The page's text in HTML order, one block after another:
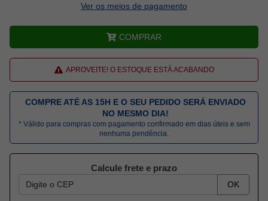
Ver os meios de pagamento
COMPRAR
APROVEITE! O ESTOQUE ESTÁ ACABANDO
COMPRE ATÉ AS 15H E O SEU PEDIDO SERÁ ENVIADO
NO MESMO DIA!
* Válido para compras com pagamento confirmado em dias úteis e sem
nenhuma pendência.
Calcule frete e prazo
OK